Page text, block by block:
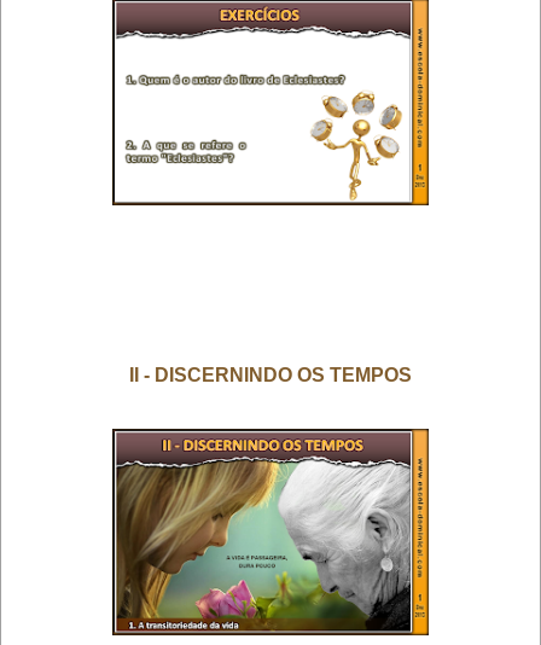
II - DISCERNINDO OS TEMPOS